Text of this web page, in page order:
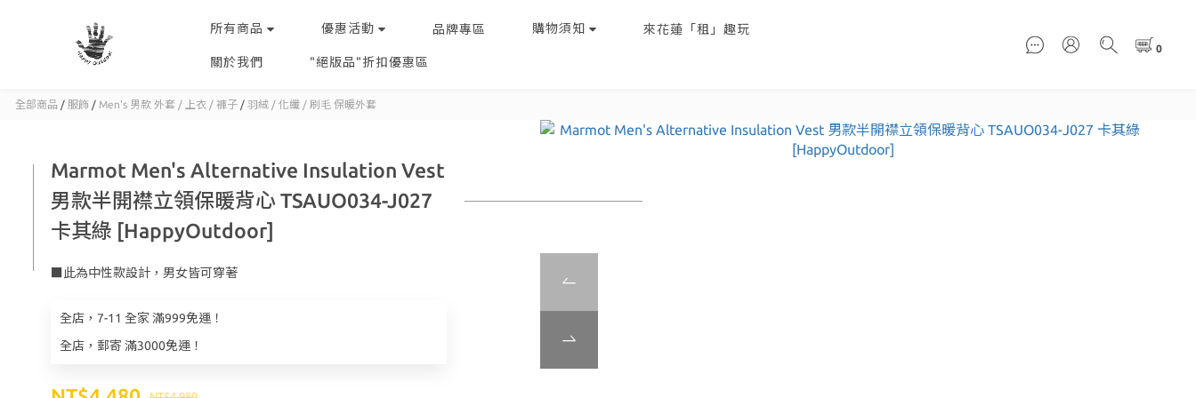
所有商品 優惠活動 品牌專區 購物須知 來花蓮「租」趣玩
關於我們 "絕版品"折扣優惠區
全部商品 / 服飾 / Men's 男款 外套 / 上衣 / 褲子 / 羽絨 / 化纖 / 刷毛 保暖外套
Marmot Men's Alternative Insulation Vest
男款半開襟立領保暖背心 TSAUO034-J027
卡其綠 [HappyOutdoor]
■此為中性款設計，男女皆可穿著
全店，7-11 全家 滿999免運！
全店，郵寄 滿3000免運！